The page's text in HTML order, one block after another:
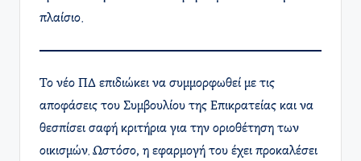
πλαίσιο. ​
Το νέο ΠΔ επιδιώκει να συμμορφωθεί με τις
αποφάσεις του Συμβουλίου της Επικρατείας και να
θεσπίσει σαφή κριτήρια για την οριοθέτηση των
οικισμών. Ωστόσο, η εφαρμογή του έχει προκαλέσει